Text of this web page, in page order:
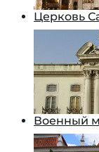
Церковь
Военный